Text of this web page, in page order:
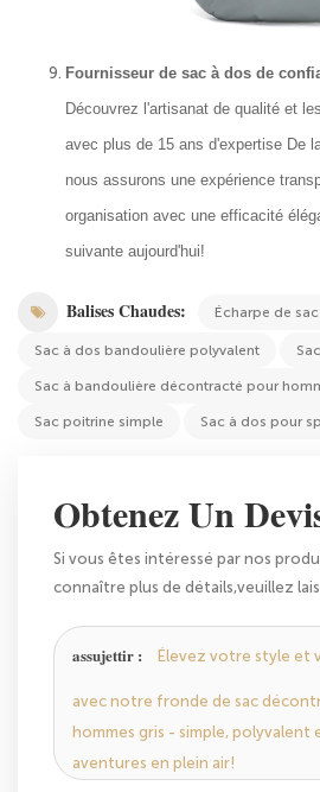
Fournisseur de sac à dos de
Découvrez l'artisanat de qualité et
avec plus de 15 ans d'expertise De
nous assurons une expérience
organisation avec une efficacité
suivante aujourd'hui!
Balises Chaudes: Écharpe de
Sac à dos bandoulière polyvalent
Sac à bandoulière décontracté pour
Sac poitrine simple Sac à dos pour
Obtenez Un
Si vous êtes intéressé par nos
connaître plus de détails,veuillez
assujettir : Élevez votre style et
avec notre fronde de sac
hommes gris - simple, polyvalent
aventures en plein air!